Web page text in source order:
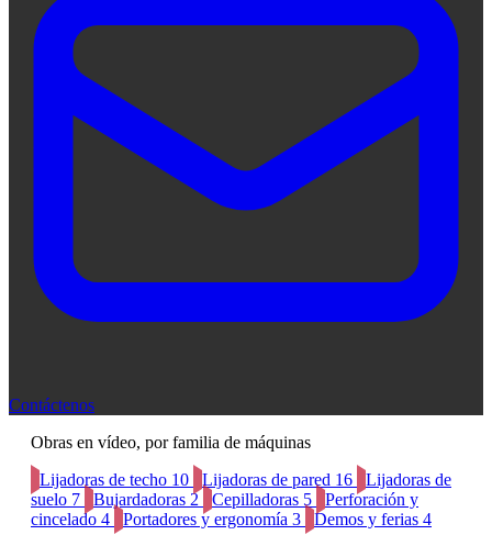
Contáctenos
Obras en vídeo, por familia de máquinas
Lijadoras de techo 10 Lijadoras de pared 16
Lijadoras de
suelo 7 Bujardadoras 2 Cepilladoras 5
Perforación y
cincelado 4 Portadores y ergonomía 3 Demos y ferias 4